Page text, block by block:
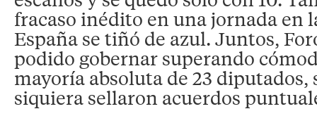
fracaso inédito en una jornada en
España se tiñó de azul. Juntos,
podido gobernar superando
mayoría absoluta de 23 diputados,
siquiera sellaron acuerdos